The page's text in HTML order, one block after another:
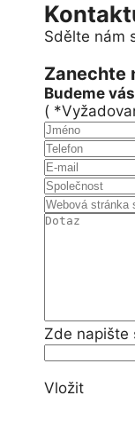
Sdělte nám
Zanechte
Budeme
(
Zde napište
Vložit